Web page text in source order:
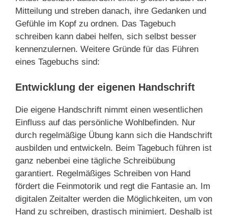
Mitteilung und streben danach, ihre Gedanken und
Gefühle im Kopf zu ordnen. Das Tagebuch
schreiben kann dabei helfen, sich selbst besser
kennenzulernen. Weitere Gründe für das Führen
eines Tagebuchs sind:
Entwicklung der eigenen Handschrift
Die eigene Handschrift nimmt einen wesentlichen
Einfluss auf das persönliche Wohlbefinden. Nur
durch regelmäßige Übung kann sich die Handschrift
ausbilden und entwickeln. Beim Tagebuch führen ist
ganz nebenbei eine tägliche Schreibübung
garantiert. Regelmäßiges Schreiben von Hand
fördert die Feinmotorik und regt die Fantasie an. Im
digitalen Zeitalter werden die Möglichkeiten, um von
Hand zu schreiben, drastisch minimiert. Deshalb ist